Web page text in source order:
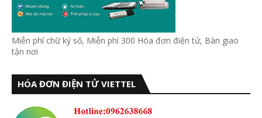
Miễn phí chữ ký số, Miễn phí 300 Hóa đơn điện tử, Bàn giao
tận nơi
HÓA ĐƠN ĐIỆN TỬ VIETTEL